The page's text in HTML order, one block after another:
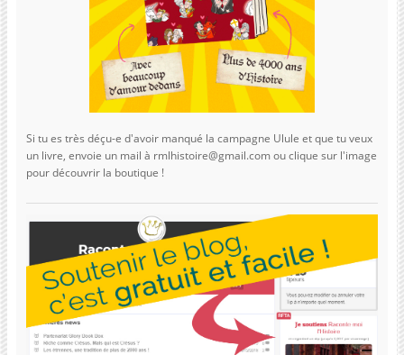
Si tu es très déçu-e d'avoir manqué la campagne Ulule et que tu veux
un livre, envoie un mail à rmlhistoire@gmail.com ou clique sur l'image
pour découvrir la boutique !